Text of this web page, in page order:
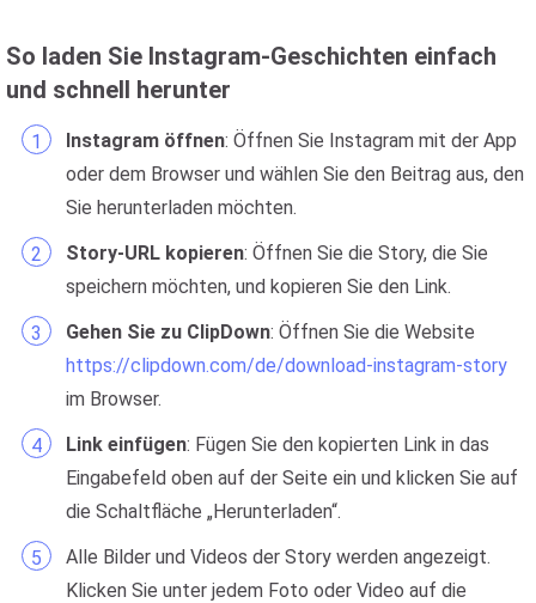
So laden Sie Instagram-Geschichten einfach
und schnell herunter
Instagram öffnen: Öffnen Sie Instagram mit der App
oder dem Browser und wählen Sie den Beitrag aus, den
Sie herunterladen möchten.
Story-URL kopieren: Öffnen Sie die Story, die Sie
speichern möchten, und kopieren Sie den Link.
Gehen Sie zu ClipDown: Öffnen Sie die Website
https://clipdown.com/de/download-instagram-story
im Browser.
Link einfügen: Fügen Sie den kopierten Link in das
Eingabefeld oben auf der Seite ein und klicken Sie auf
die Schaltfläche „Herunterladen“.
Alle Bilder und Videos der Story werden angezeigt.
Klicken Sie unter jedem Foto oder Video auf die